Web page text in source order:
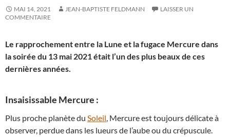
MAI 14, 2021 JEAN-BAPTISTE FELDMANN
LAISSER UN
COMMENTAIRE
Le rapprochement entre la Lune et la fugace Mercure dans
la soirée du 13 mai 2021 était l’un des plus beaux de ces
dernières années.
Insaisissable Mercure :
Plus proche planète du Soleil, Mercure est toujours délicate à
observer, perdue dans les lueurs de l’aube ou du crépuscule.